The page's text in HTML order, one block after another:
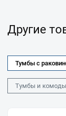
Другие
Тумбы с
Тумбы и комоды